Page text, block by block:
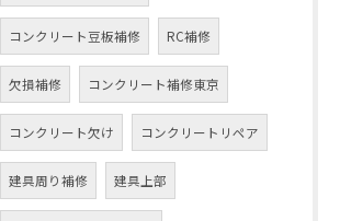
コンクリート豆板補修 RC補修
欠損補修 コンクリート補修東京
コンクリート欠け コンクリートリペア
建具周り補修 建具上部